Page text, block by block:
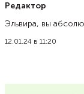
Редактор
Эльвира, вы
12.01.24 в 11:20